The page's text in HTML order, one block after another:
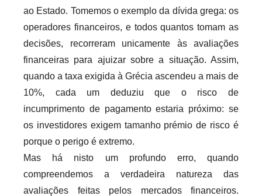
ao Estado. Tomemos o exemplo da dívida grega: os
operadores financeiros, e todos quantos tomam as
decisões, recorreram unicamente às avaliações
financeiras para ajuizar sobre a situação. Assim,
quando a taxa exigida à Grécia ascendeu a mais de
10%, cada um deduziu que o risco de
incumprimento de pagamento estaria próximo: se
os investidores exigem tamanho prémio de risco é
porque o perigo é extremo.
Mas há nisto um profundo erro, quando
compreendemos a verdadeira natureza das
avaliações feitas pelos mercados financeiros.